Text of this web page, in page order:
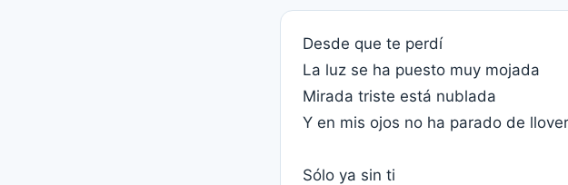
Desde que te perdí
La luz se ha puesto muy mojada
Mirada triste está nublada
Y en mis ojos no ha parado de llover
Sólo ya sin ti